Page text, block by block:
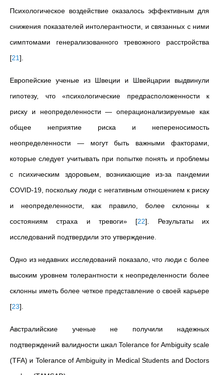
Психологическое воздействие оказалось эффективным для
снижения показателей интолерантности, и связанных с ними
симптомами генерализованного тревожного расстройства
[21]
Европейские ученые из Швеции и Швейцарии выдвинули
гипотезу, что «психологические предрасположенности к
риску и неопределенности — операционализируемые как
общее неприятие риска и непереносимость
неопределенности — могут быть важными факторами,
которые следует учитывать при попытке понять и проблемы
с психическим здоровьем, возникающие из-за пандемии
COVID-19, поскольку люди с негативным отношением к риску
и неопределенности, как правило, более склонны к
состояниям страха и тревоги» [22] . Результаты их
исследований подтвердили это утверждение.
Одно из недавних исcледований показало, что люди с более
высоким уровнем толерантности к неопределенности более
склонны иметь более четкое представление о своей карьере
[23]
Австралийские ученые не получили надежных
подтверждений валидности шкал Tolerance for Ambiguity scale
(TFA) и Tolerance of Ambiguity in Medical Students and Doctors